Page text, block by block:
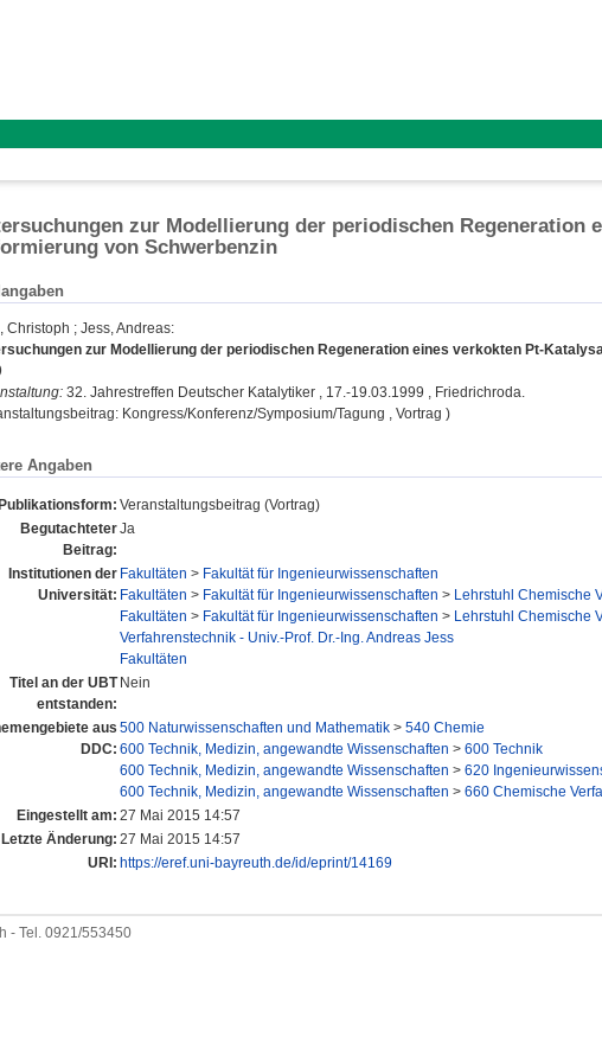
zur Modellierung der periodischen Regeneration
von Schwerbenzin
Christoph ; Jess, Andreas:
zur Modellierung der periodischen Regeneration eines verkokten Pt-
32. Jahrestreffen Deutscher Katalytiker , 17.-19.03.1999 , Friedrichroda.
Kongress/Konferenz/Symposium/Tagung , Vortrag )
Angaben
Publikationsform: Veranstaltungsbeitrag (Vortrag)
Begutachteter
Beitrag:
Ja
Institutionen der
Universität:
Fakultäten > Fakultät für Ingenieurwissenschaften
Fakultäten > Fakultät für Ingenieurwissenschaften > Lehrstuhl Chemische
Fakultäten > Fakultät für Ingenieurwissenschaften > Lehrstuhl Chemische
Verfahrenstechnik - Univ.-Prof. Dr.-Ing. Andreas Jess
Fakultäten
Titel an der UBT
entstanden:
Nein
aus
DDC:
500 Naturwissenschaften und Mathematik > 540 Chemie
600 Technik, Medizin, angewandte Wissenschaften > 600 Technik
600 Technik, Medizin, angewandte Wissenschaften > 620
600 Technik, Medizin, angewandte Wissenschaften > 660 Chemische
Eingestellt am: 27 Mai 2015 14:57
Letzte Änderung: 27 Mai 2015 14:57
URI: https://eref.uni-bayreuth.de/id/eprint/14169
- Tel. 0921/553450